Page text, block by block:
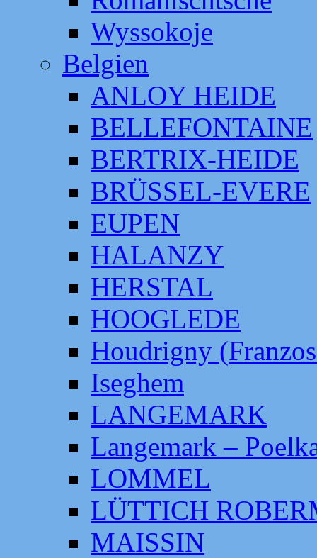
Wyssokoje
Belgien
ANLOY HEIDE
BELLEFONTAINE
BERTRIX-HEIDE
BRÜSSEL-EVERE
EUPEN
HALANZY
HERSTAL
HOOGLEDE
Houdrigny
Iseghem
LANGEMARK
Langemark –
LOMMEL
LÜTTICH
MAISSIN